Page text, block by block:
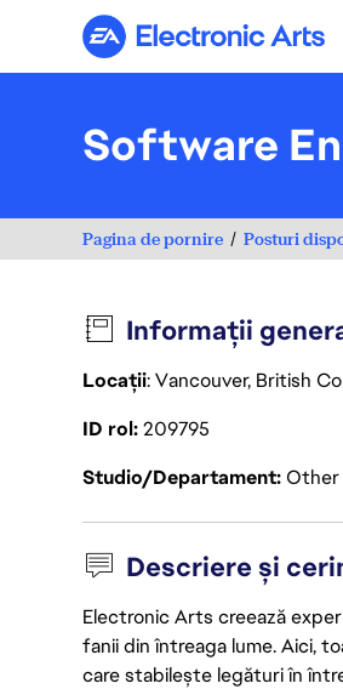
Electronic Arts
Software
Pagina de pornire Posturi
Informații
Locații: Vancouver, British
ID rol209795
Studio/DepartamentOther
Descriere și
Electronic Arts creează
fanii din întreaga lume. Aici,
care stabilește legături în